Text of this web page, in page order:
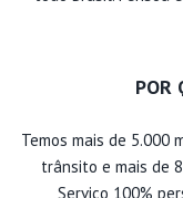
POR
Temos mais de 5.000
trânsito e mais de
Serviço 100%